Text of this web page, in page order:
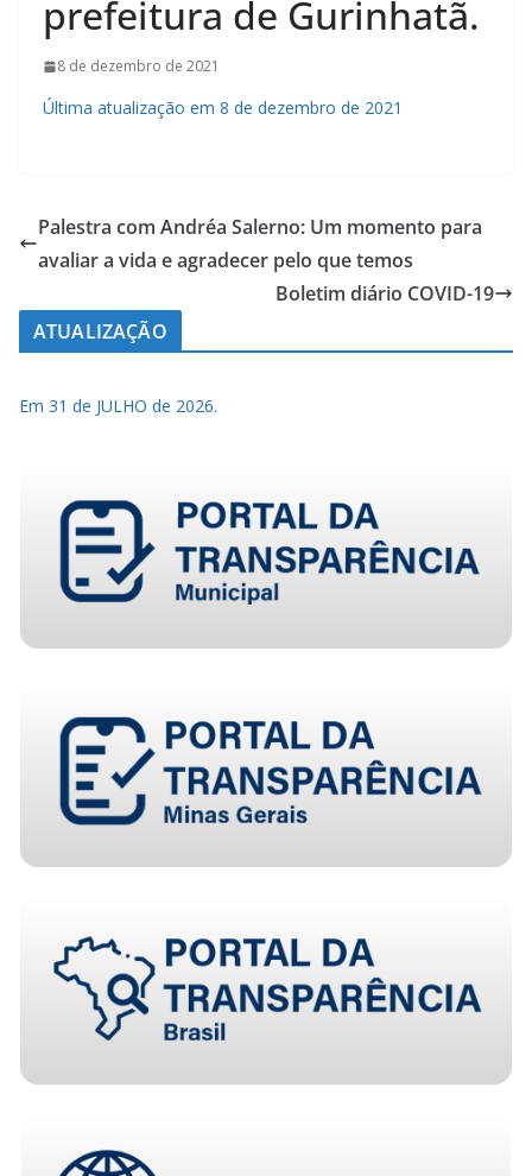
prefeitura de Gurinhatã.
8 de dezembro de 2021
Última atualização em 8 de dezembro de 2021
Palestra com Andréa Salerno: Um momento para
avaliar a vida e agradecer pelo que temos
Boletim diário COVID-19
ATUALIZAÇÃO
Em 31 de JULHO de 2026.